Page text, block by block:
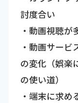
討度合い
・動画視聴
・動画サー
の変化（娯楽
の使い道）
・端末に求